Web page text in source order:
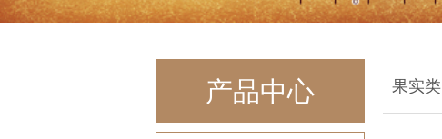
产品中心 果实类